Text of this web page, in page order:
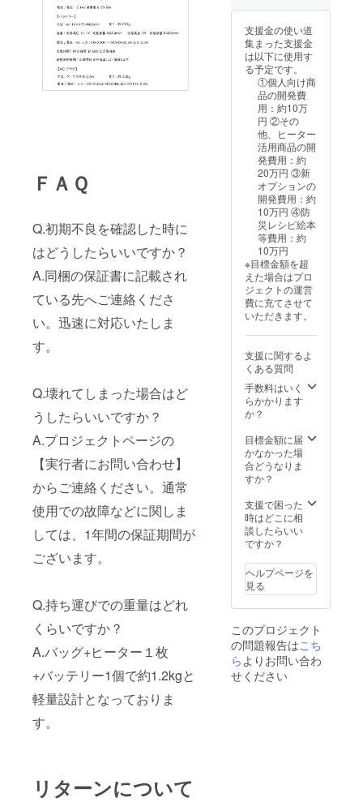
ＦＡＱ
Q.初期不良を確認した時に
はどうしたらいいですか？
A.同梱の保証書に記載され
ている先へご連絡くださ
い。迅速に対応いたしま
す。
Q.壊れてしまった場合はど
うしたらいいですか？
A.プロジェクトページの
【実行者にお問い合わせ】
からご連絡ください。通常
使用での故障などに関しま
しては、1年間の保証期間が
ございます。
Q.持ち運びでの重量はどれ
くらいですか？
A.バッグ+ヒーター１枚
+バッテリー1個で約1.2kgと
軽量設計となっておりま
す。
リターンについて
レンジ
で温め
ずにす
ぐに食
べても
らえま
す。量
が少な
い場合
は１枚
での使
用も可
能で
す。
含む）
り コン
セント
からの
給電中
はずっ
と温か
さを
キープ
しま
す。 お
留守番
のお子
さんの
お昼や
ご家族
の食事
を電子
レンジ
で温め
ずにす
ぐに食
べても
らえま
す。量
い場合
は１枚
での使
用も可
能で
支援金の使い道
集まった支援金
は以下に使用す
る予定です。
①個人向け商
品の開発費
用：約10万
円 ②その
他、ヒーター
活用商品の開
発費用：約
20万円 ③新
オプションの
開発費用：約
10万円 ④防
災レシピ絵本
等費用：約
10万円
※目標金額を超
えた場合はプロ
ジェクトの運営
費に充てさせて
いただきます。
支援に関するよ
くある質問
手数料はいく
らかかります
か？
目標金額に届
かなかった場
合どうなりま
すか？
支援で困った
時はどこに相
談したらいい
ですか？
ヘルプページを
見る
このプロジェクト
の問題報告はこち
らよりお問い合わ
せください